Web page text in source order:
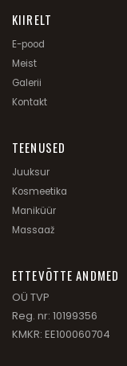
KIIRELT
E-pood
Meist
Galerii
Kontakt
TEENUSED
Juuksur
Kosmeetika
Maniküür
Massaaž
ETTEVÕTTE ANDMED
OÜ TVP
Reg. nr: 10199356
KMKR: EE100060704